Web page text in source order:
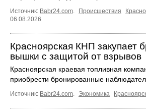
Источник: Babr24.com Происшествия
06.08.2026
Красноярская КНП закупает
вышки с защитой от взрывов
Красноярская краевая топливная
приобрести бронированные
Источник: Babr24.com. Экономика